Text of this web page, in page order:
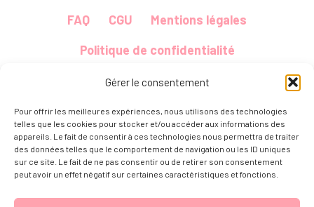
Gérer le consentement
Pour offrir les meilleures expériences, nous utilisons des technologies
telles que les cookies pour stocker et/ou accéder aux informations des
appareils. Le fait de consentir à ces technologies nous permettra de traiter
des données telles que le comportement de navigation ou les ID uniques
sur ce site. Le fait de ne pas consentir ou de retirer son consentement
peut avoir un effet négatif sur certaines caractéristiques et fonctions.
FAQ CGU
Mentions légales
Politique de confidentialité
Politique de cookies (UE)
Plan du site
Newsletter